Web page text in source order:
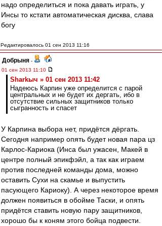
надо определиться и пока давать играть, у
Инсы то кстати автоматическая дисква, слава
богу
Редактировалось 01 сен 2013 11:16
Добрыня -
01 сен 2013 11:10
Sharkыч » 01 сен 2013 11:42
Надеюсь Карпин уже определится с парой
центральных и не будет их дергать, ибо в
отсутствие сильных защитников только
сыгранность и спасет
У Карпина выбора нет, придётся дёргать.
Сегодня например опять будет новая пара цз
Карлос-Кариока (Инса был ужасен, Макей в
центре полный эпикфэйл, а так как играем
против последней команды дома, можно
оставить Сухи на скамье и выпустить
пасующего Кариоку). А через некоторое время
должен появиться в обойме Таски, и опять
придётся ставить новую пару защитников,
хорошо бы к коням этого бойца подвести.